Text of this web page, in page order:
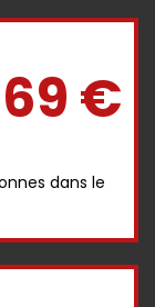
69 €
dans le